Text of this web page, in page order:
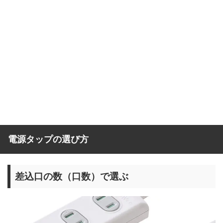
電源タップの選び方
差込口の数（口数）で選ぶ